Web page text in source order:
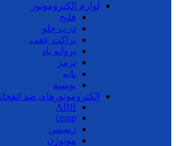
لوازم الکتروموتور
فلنج
درب جلو
براکت عقب
پروانه باد
ترمز
پایه
پوسته
الکتروموتورهای ضد انفجار
ABB
cemp
زیمنس
موتوژن